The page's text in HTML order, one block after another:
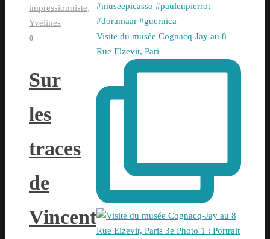
impressionniste,
Yvelines
0
Sur
les
traces
de
Vincent
Visite du musée Cognacq-Jay au 8
Rue Elzevir, Pari